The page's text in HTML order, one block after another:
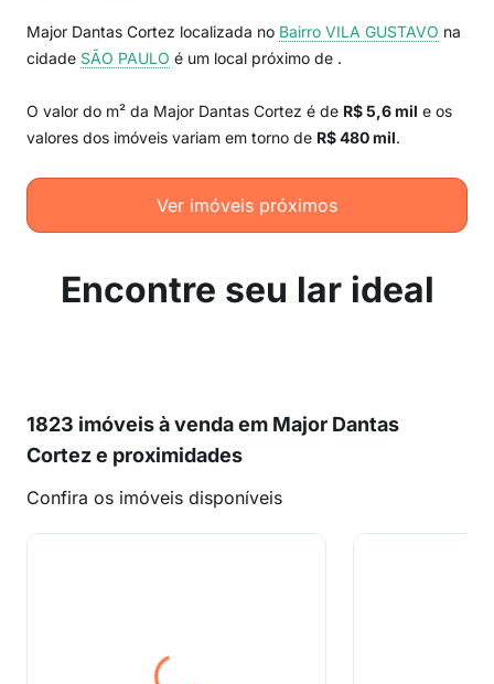
Major Dantas Cortez localizada no Bairro VILA GUSTAVO na
cidade SÃO PAULO é um local próximo de .
O valor do m² da Major Dantas Cortez é de R$ 5,6 mil e os
valores dos imóveis variam em torno de R$ 480 mil.
Ver imóveis próximos
Encontre seu lar ideal
1823 imóveis à venda em Major Dantas
Cortez e proximidades
Confira os imóveis disponíveis